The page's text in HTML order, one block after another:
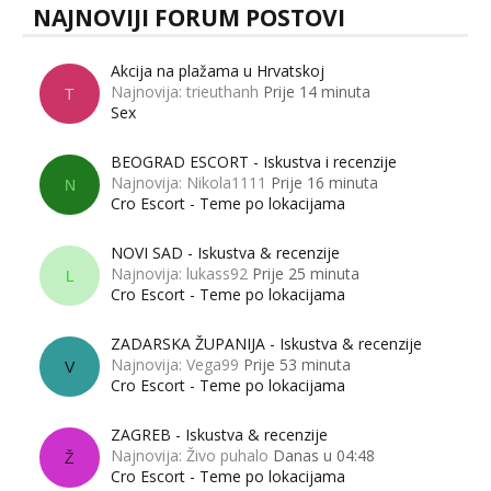
NAJNOVIJI FORUM POSTOVI
T
Akcija na plažama u Hrvatskoj
Najnovija: trieuthanh Prije 14 minuta
Sex
N
BEOGRAD ESCORT - Iskustva i recenzije
Najnovija: Nikola1111 Prije 16 minuta
Cro Escort - Teme po lokacijama
L
NOVI SAD - Iskustva & recenzije
Najnovija: lukass92 Prije 25 minuta
Cro Escort - Teme po lokacijama
V
ZADARSKA ŽUPANIJA - Iskustva & recenzije
Najnovija: Vega99 Prije 53 minuta
Cro Escort - Teme po lokacijama
Ž
ZAGREB - Iskustva & recenzije
Najnovija: Živo puhalo Danas u 04:48
Cro Escort - Teme po lokacijama